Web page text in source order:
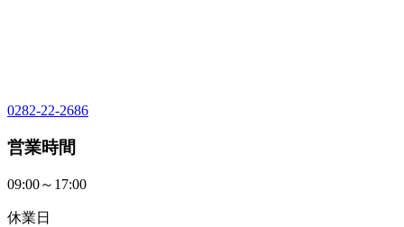
0282-22-2686
営業時間
09:00～17:00
休業日